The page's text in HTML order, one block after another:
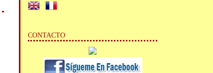
CONTACTO